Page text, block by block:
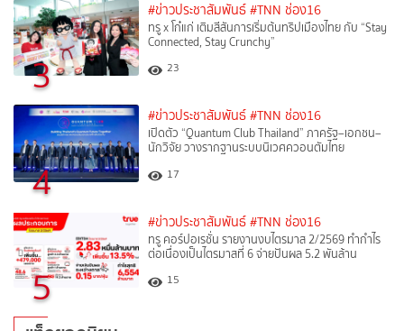
3
#ข่าวประชาสัมพันธ์ #TNN ช่อง16
ทรู x โก๋แก่ เติมสีสันการเริ่มต้นทริปเมืองไทย กับ “Stay
Connected, Stay Crunchy”
23
4
#ข่าวประชาสัมพันธ์ #TNN ช่อง16
เปิดตัว “Quantum Club Thailand” ภาครัฐ–เอกชน–
นักวิจัย วางรากฐานระบบนิเวศควอนตัมไทย
17
5
#ข่าวประชาสัมพันธ์ #TNN ช่อง16
ทรู คอร์ปอเรชั่น รายงานงบไตรมาส 2/2569 ทำกำไร
ต่อเนื่องเป็นไตรมาสที่ 6 จ่ายปันผล 5.2 พันล้าน
15